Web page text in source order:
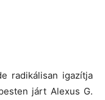
radikálisan igazítja
járt Alexus G.